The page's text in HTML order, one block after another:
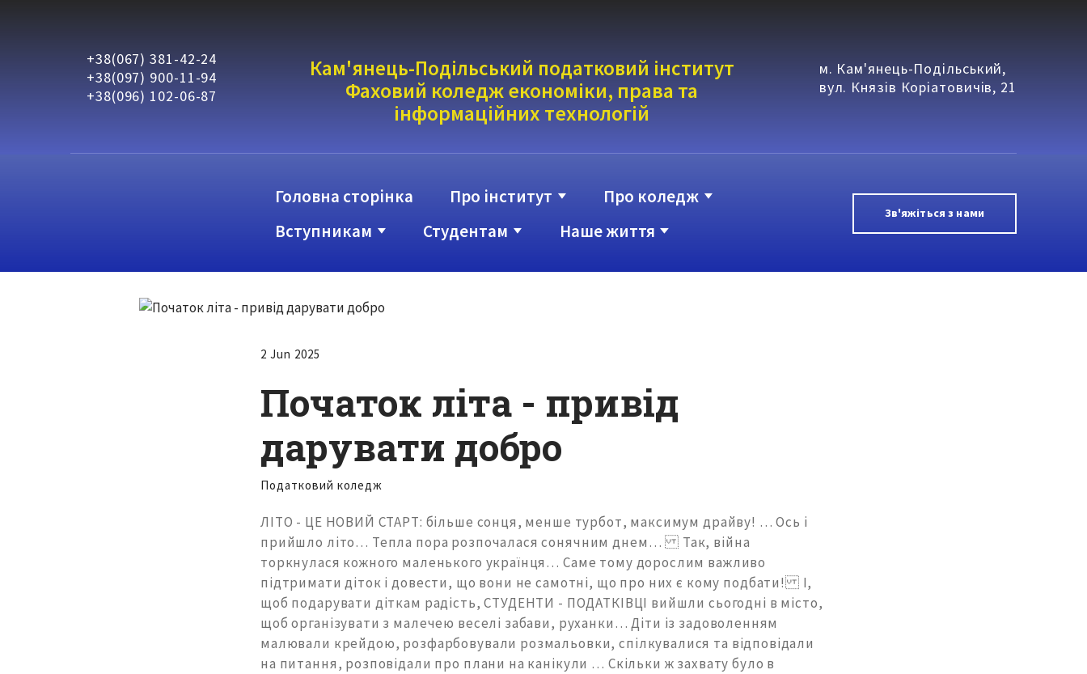
+38(067) 381-42-24
+38(097) 900-11-94
+38(096) 102-06-87
Кам'янець-Подільський податковий інститут
Фаховий коледж економіки, права та
інформаційних технологій
м. Кам'янець-Подільський,
вул. Князів Коріатовичів, 21
Головна сторінка Про інститут
Про коледж
Вступникам
Студентам Наше життя
Зв'яжіться з нами
2 Jun 2025
Початок літа - привід
дарувати добро
Податковий коледж
ЛІТО - ЦЕ НОВИЙ СТАРТ: більше сонця, менше турбот, максимум драйву! … Ось і
прийшло літо… Тепла пора розпочалася сонячним днем… Так, війна
торкнулася кожного маленького українця… Саме тому дорослим важливо
підтримати діток і довести, що вони не самотні, що про них є кому подбати! І,
щоб подарувати діткам радість, СТУДЕНТИ - ПОДАТКІВЦІ вийшли сьогодні в місто,
щоб організувати з малечею веселі забави, руханки… Діти із задоволенням
малювали крейдою, розфарбовували розмальовки, спілкувалися та відповідали
на питання, розповідали про плани на канікули … Скільки ж захвату було в